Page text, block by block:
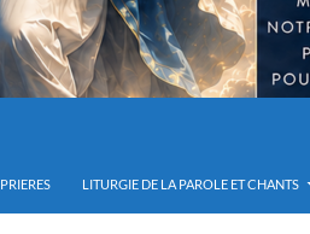
PRIERES LITURGIE DE LA PAROLE ET CHANTS